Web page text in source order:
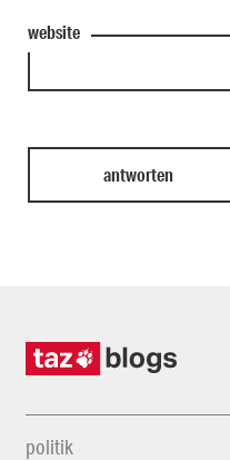
website
politik